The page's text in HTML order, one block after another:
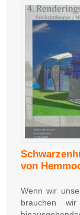
von
Wenn wir
brauchen